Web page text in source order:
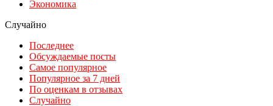
Экономика
Случайно
Последнее
Обсуждаемые посты
Самое популярное
Популярное за 7 дней
По оценкам в отзывах
Случайно